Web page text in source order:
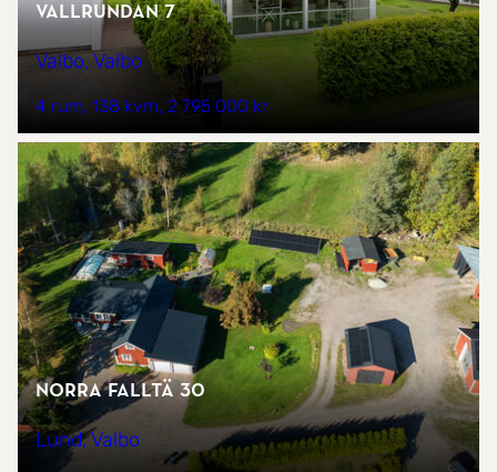
Vallrundan 7
Valbo, Valbo
4 rum 138 kvm 2 795 000 kr
Norra Falltä 30
Lund, Valbo